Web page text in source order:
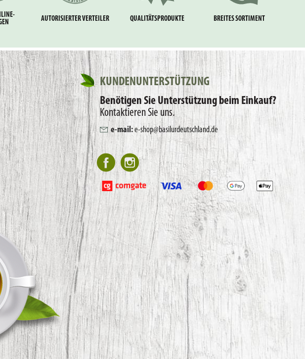
AUTORISIERTER VERTEILER QUALITÄTSPRODUKTE BREITES SORTIMENT
KUNDENUNTERSTÜTZUNG
Benötigen Sie Unterstützung beim Einkauf?
Kontaktieren Sie uns.
e-mail:e-shop@basilurdeutschland.de